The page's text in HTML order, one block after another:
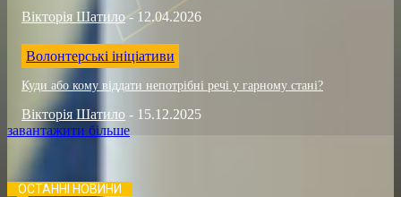
Вікторія Шатило - 12.04.2026
Волонтерські ініціативи
Куди або кому віддати непотрібні речі у гарному стані?
Вікторія Шатило - 15.12.2025
завантажити більше
ОСТАННІ НОВИНИ